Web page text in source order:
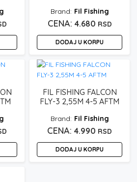
Fil Fishing
4.680 RSD
DODAJ U KORPU
FIL FISHING FALCON
FLY-3 2,55M 4-5 AFTM
Fil Fishing
4.990 RSD
DODAJ U KORPU